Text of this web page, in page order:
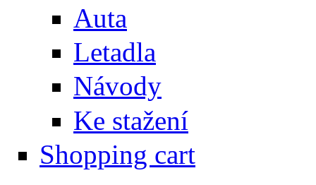
Auta
Letadla
Návody
Ke stažení
Shopping cart